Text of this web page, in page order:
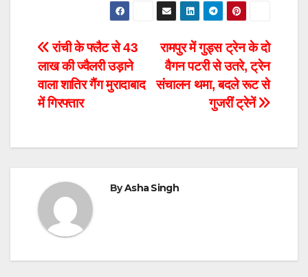
रामपुर में गुड्स ट्रेन के दो
वैगन पटरी से उतरे, ट्रेन
संचालन थमा, बदले रूट से
गुजरीं ट्रेनें
रांची के फ्लैट से 43
लाख की ज्वैलरी उड़ाने
वाला शातिर गैंग मुरादाबाद
में गिरफ्तार
ByAsha Singh